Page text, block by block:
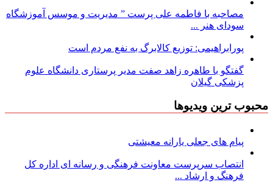
مصاحبه با فاطمه علی پرست ” مدیریت و موسس آموزشگاه
سودای هنر ...
پورابراهیمی: توزیع کالابرگ به نفع مردم است
گفتگو با طاهره زاهد صفت مدیر پرستاری دانشگاه علوم
پزشکی گیلان
محبوب ترین ویدیوها
پیام های جعلی یارانه معیشتی
انتصاب سرپرست معاونت فرهنگی و رسانه ای اداره کل
فرهنگ و ارشاد ...